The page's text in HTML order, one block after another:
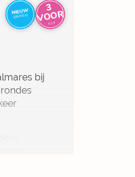
NIEUW
BINNEN
3
V
O
OR
€10
bij